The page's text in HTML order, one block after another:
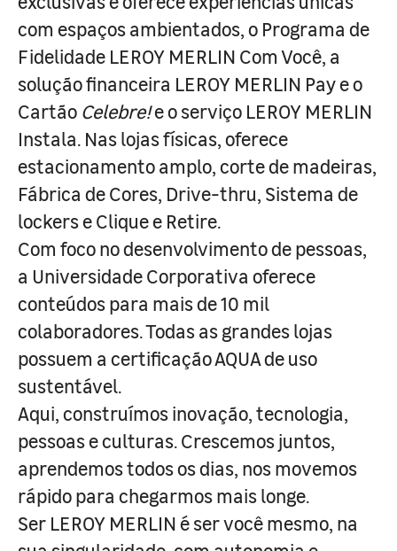
com espaços ambientados, o Programa de
Fidelidade LEROY MERLIN Com Você, a
solução financeira LEROY MERLIN Pay e o
Cartão Celebre!e o serviço LEROY MERLIN
Instala. Nas lojas físicas, oferece
estacionamento amplo, corte de madeiras,
Fábrica de Cores, Drive-thru, Sistema de
lockers e Clique e Retire.
Com foco no desenvolvimento de pessoas,
a Universidade Corporativa oferece
conteúdos para mais de 10 mil
colaboradores. Todas as grandes lojas
possuem a certificação AQUA de uso
sustentável.
Aqui, construímos inovação, tecnologia,
pessoas e culturas. Crescemos juntos,
aprendemos todos os dias, nos movemos
rápido para chegarmos mais longe.
Ser LEROY MERLIN é ser você mesmo, na